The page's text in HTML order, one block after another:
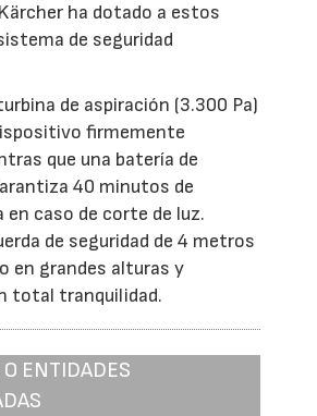
ha dotado a estos
de seguridad
de aspiración (3.300 Pa)
firmemente
que una batería de
40 minutos de
caso de corte de luz.
de seguridad de 4 metros
en grandes alturas y
total tranquilidad.
ENTIDADES